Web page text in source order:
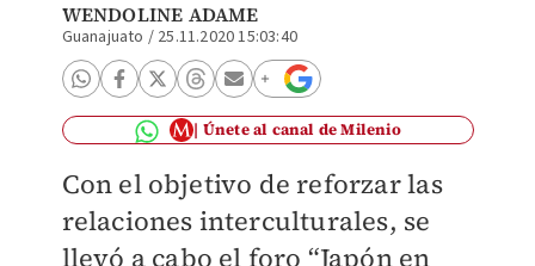
WENDOLINE ADAME
Guanajuato / 25.11.2020 15:03:40
Únete al canal de Milenio
Con el objetivo de reforzar las
relaciones interculturales, se
llevó a cabo el foro “Japón en